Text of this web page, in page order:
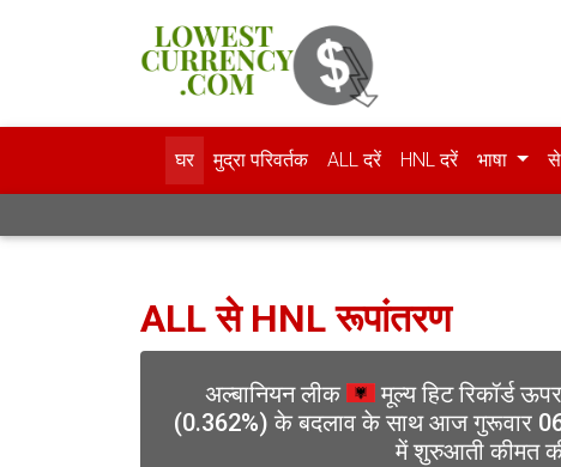
घर मुद्रा परिवर्तक ALL दरें HNL दरें भाषा
ALL से HNL रूपांतरण
अल्बानियन लीक मूल्य हिट रिकॉर्ड
(0.362%) के बदलाव के साथ आज गुरूवार
में शुरुआती कीमत